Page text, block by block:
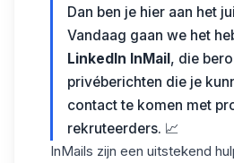
Dan ben je hier aan het
Vandaag gaan we het
LinkedIn InMail, die
privéberichten die je
contact te komen met
rekruteerders. 📈
InMails zijn een uitstekend